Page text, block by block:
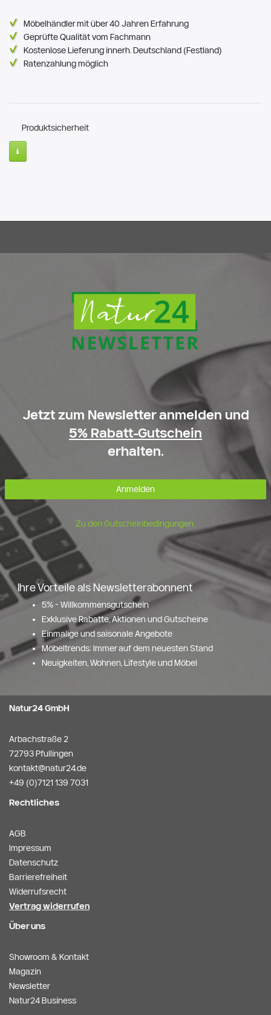
Möbelhändler mit über 40 Jahren Erfahrung
Geprüfte Qualität vom Fachmann
Kostenlose Lieferung innerh. Deutschland (Festland)
Ratenzahlung möglich
Produktsicherheit
Jetzt zum Newsletter anmelden und
5% Rabatt-Gutschein
erhalten.
Anmelden
Zu den Gutscheinbedingungen.
Ihre Vorteile als Newsletterabonnent
5% - Willkommensgutschein
Exklusive Rabatte, Aktionen und Gutscheine
Einmalige und saisonale Angebote
Möbeltrends: Immer auf dem neuesten Stand
Neuigkeiten, Wohnen, Lifestyle und Möbel
Natur24 GmbH
Arbachstraße 2
72793 Pfullingen
kontakt@natur24.de
+49 (0)7121 139 7031
Rechtliches
AGB
Impressum
Datenschutz
Barrierefreiheit
Widerrufsrecht
Vertrag widerrufen
Über uns
Showroom & Kontakt
Magazin
Newsletter
Natur24 Business